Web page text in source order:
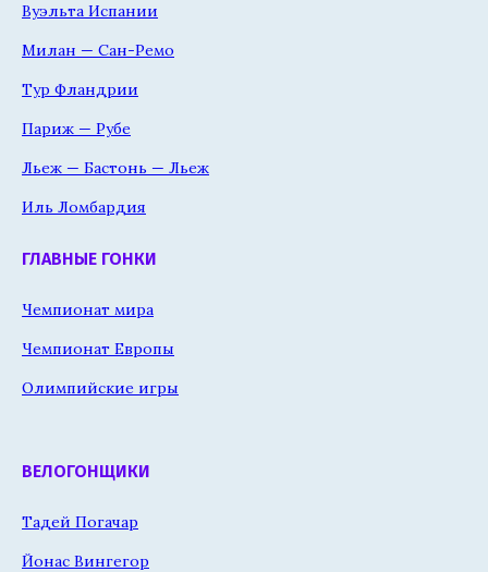
Вуэльта Испании
Милан — Сан-Ремо
Тур Фландрии
Париж — Рубе
Льеж — Бастонь — Льеж
Иль Ломбардия
ГЛАВНЫЕ ГОНКИ
Чемпионат мира
Чемпионат Европы
Олимпийские игры
ВЕЛОГОНЩИКИ
Тадей Погачар
Йонас Вингегор